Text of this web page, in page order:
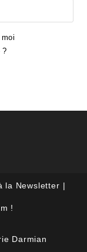
?
la Newsletter
!
Darmian